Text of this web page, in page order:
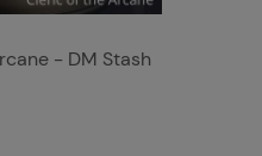
- DM Stash